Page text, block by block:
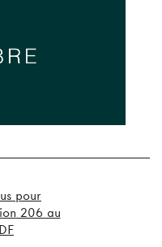
pour
206 au